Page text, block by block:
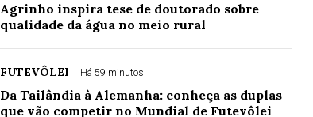
Agrinho inspira tese de doutorado sobre
qualidade da água no meio rural
FUTEVÔLEI Há 59 minutos
Da Tailândia à Alemanha: conheça as duplas
que vão competir no Mundial de Futevôlei